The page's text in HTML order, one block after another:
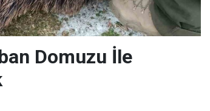
Domuzu İle